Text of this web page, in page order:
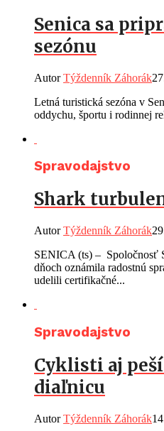
Senica sa
sezónu
AutorTýždenník Záhorák
Letná turistická sezóna v
oddychu, športu i rodinnej
Spravodajstvo
Shark
AutorTýždenník Záhorák
SENICA (ts) –
dňoch oznámila radostnú
udelili certifikačné...
Spravodajstvo
Cyklisti aj
diaľnicu
AutorTýždenník Záhorák